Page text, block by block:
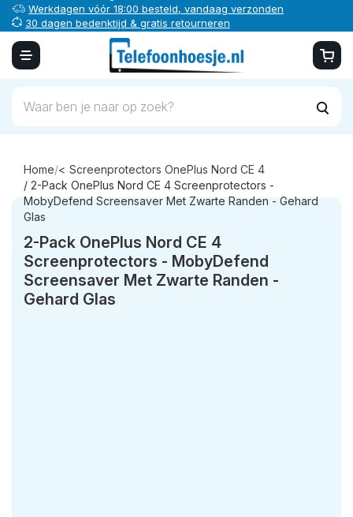
Werkdagen vóór 18:00 besteld, vandaag verzonden
30 dagen bedenktijd & gratis retourneren
Veilig online betalen
Home/
Screenprotectors OnePlus Nord CE 4
/ 2-Pack OnePlus Nord CE 4 Screenprotectors -
MobyDefend Screensaver Met Zwarte Randen - Gehard
Glas
2-Pack OnePlus Nord CE 4
Screenprotectors - MobyDefend
Screensaver Met Zwarte Randen -
Gehard Glas